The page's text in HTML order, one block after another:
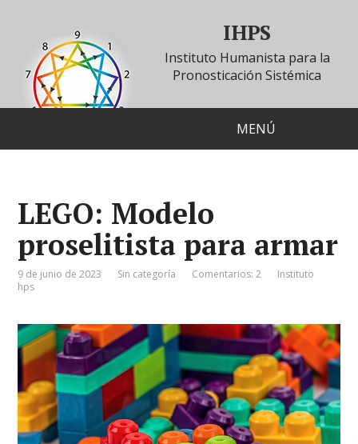
IHPS
Instituto Humanista para la
Pronosticación Sistémica
MENÚ
LEGO: Modelo
proselitista para armar
9 de junio de 2023 Sin categoría Comentarios: 2
Instituto
hps